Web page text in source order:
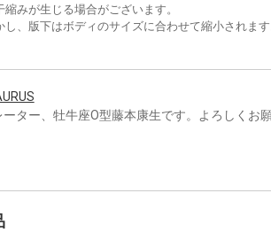
みが生じる場合がございます。
、版下はボディのサイズに合わせて縮小されます
ター、牡牛座O型藤本康生です。よろしくお